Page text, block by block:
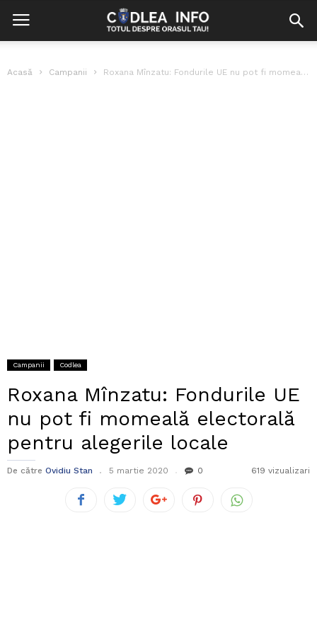
Acasă Campanii Roxana Mînzatu: Fondurile UE nu pot fi momeală electorală pentru alegerile locale
Campanii Codlea
Roxana Mînzatu: Fondurile UE
nu pot fi momeală electorală
pentru alegerile locale
De către Ovidiu Stan 5 martie 2020 0 619 vizualizari